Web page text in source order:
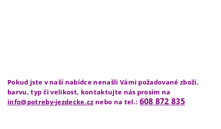
Pokud jste v naší nabídce nenašli Vámi požadované zboží,
barvu, typ či velikost, kontaktujte nás prosím na
info@potreby-jezdecke.cz nebo na tel.: 608 872 835